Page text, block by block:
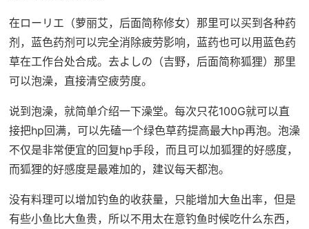
在ローリエ（萝丽艾，后面简称修女）那里可以买到各种药
剂，蓝色药剂可以完全消除疲劳影响，蓝药也可以用蓝色药
草在工作台处合成。去よしの（吉野，后面简称狐狸）那里
可以泡澡，直接清空疲劳度。
说到泡澡，就简单介绍一下澡堂。每次只花100G就可以直
接把hp回满，可以先磕一个绿色草药提高最大hp再泡。泡澡
不仅是非常便宜的回复hp手段，而且可以加狐狸的好感度，
而狐狸的好感度是最难加的，建议每天都泡。
没有料理可以增加钓鱼的收获量，只能增加大鱼出率，但是
有些小鱼比大鱼贵，所以不用太在意钓鱼时候吃什么东西，